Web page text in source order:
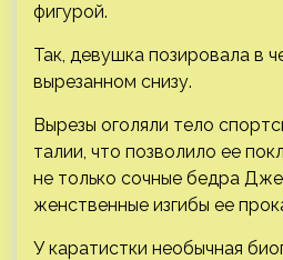
фигурой.
Так, девушка позировала в
вырезанном снизу.
Вырезы оголяли тело
талии, что позволило ее
не только сочные бедра
женственные изгибы ее
У каратистки необычная